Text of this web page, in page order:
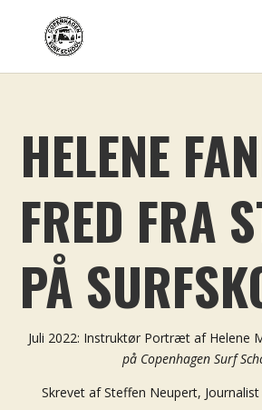
HELENE
FRED FRA
PÅ
Juli 2022: Instruktør Portræt af Helene
på Copenhagen Surf
Skrevet af Steffen Neupert,